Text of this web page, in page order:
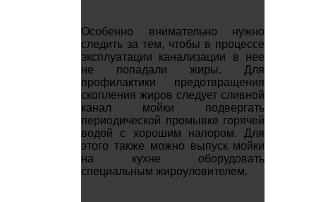
Особенно внимательно нужно
следить за тем, чтобы в процессе
эксплуатации канализации в нее
не попадали жиры. Для
профилактики предотвращения
скопления жиров следует сливной
канал мойки подвергать
периодической промывке горячей
водой с хорошим напором. Для
этого также можно выпуск мойки
на кухне оборудовать
специальным жироуловителем.